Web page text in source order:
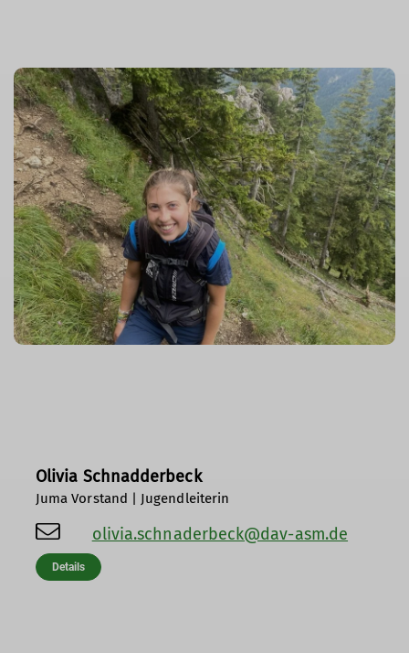
Olivia Schnadderbeck
Juma Vorstand | Jugendleiterin
olivia.schnaderbeck@dav-asm.de
Details